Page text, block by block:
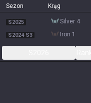
Sezon Krąg
S2025 silver 4
S2024 S3 iron 1